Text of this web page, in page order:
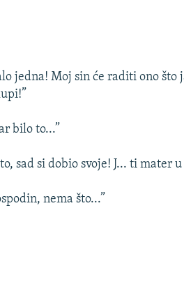
jedna! Moj sin će raditi ono što
bilo to...”
sad si dobio svoje! J... ti mater u
nema što...”